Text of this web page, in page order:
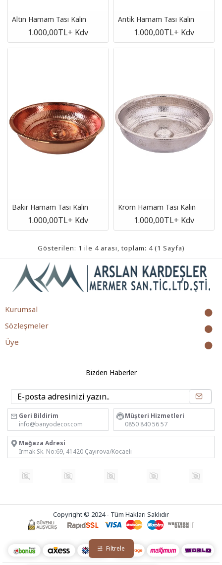
Tek Tıkla Ödeme Kolaylığı
Altın Hamam Tası Kalın
1.000,00TL+ Kdv
Antik Hamam Tası Kalın
1.000,00TL+ Kdv
Bakır Hamam Tası Kalın
1.000,00TL+ Kdv
Krom Hamam Tası Kalın
1.000,00TL+ Kdv
Gösterilen: 1 ile 4 arası, toplam: 4 (1 Sayfa)
Kurumsal
Sözleşmeler
Üye
Bizden Haberler
Geri Bildirim
info@banyodecor.com
Müşteri Hizmetleri
0850 840 56 57
Mağaza Adresi
Irmak Sk. No:69, 41420 Çayırova/Kocaeli
Copyright © 2024 - Tüm Hakları Saklıdır
Filtrele